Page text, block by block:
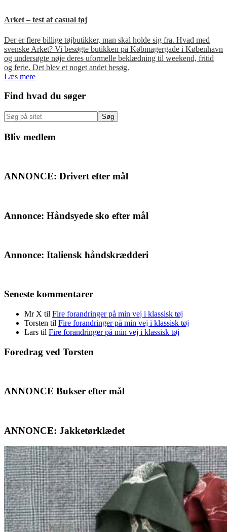
Arket – test af casual tøj
Der er flere billige tøjbutikker, man skal holde sig fra. Hvad med
svenske Arket? Vi besøgte butikken på Købmagergade i København
og undersøgte nøje deres uformelle beklædning til weekend, fritid
og ferie. Det blev et noget andet besøg.
Læs mere
Primær
Sidebar
Find hvad du søger
Søg
på
sitet
Bliv medlem
ANNONCE: Drivert efter mål
Annonce: Håndsyede sko efter mål
Annonce: Italiensk håndskrædderi
Seneste kommentarer
Mr X til Fire forandringer på min vej i klassisk tøj
Torsten til Fire forandringer på min vej i klassisk tøj
Lars til Fire forandringer på min vej i klassisk tøj
Foredrag ved Torsten
ANNONCE Bukser efter mål
ANNONCE: Jakketørklædet